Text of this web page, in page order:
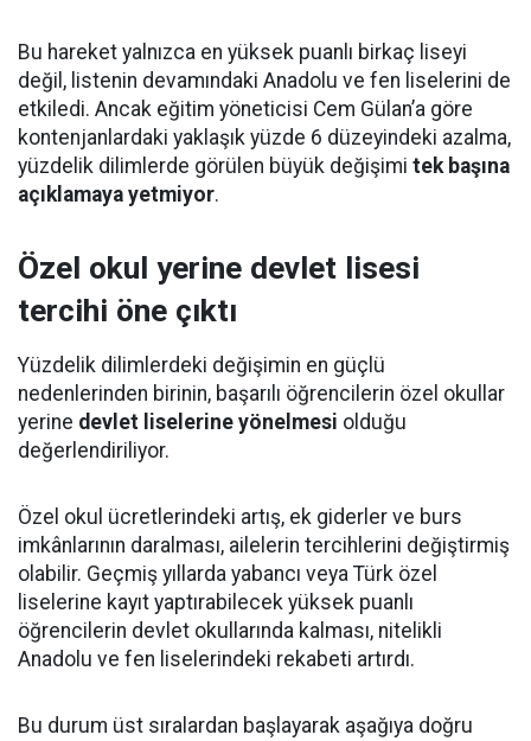
Bu hareket yalnızca en yüksek puanlı birkaç liseyi
değil, listenin devamındaki Anadolu ve fen liselerini de
etkiledi. Ancak eğitim yöneticisi Cem Gülan’a göre
kontenjanlardaki yaklaşık yüzde 6 düzeyindeki azalma,
yüzdelik dilimlerde görülen büyük değişimi tek başına
açıklamaya yetmiyor.
Özel okul yerine devlet lisesi
tercihi öne çıktı
Yüzdelik dilimlerdeki değişimin en güçlü
nedenlerinden birinin, başarılı öğrencilerin özel okullar
yerine devlet liselerine yönelmesi olduğu
değerlendiriliyor.
Özel okul ücretlerindeki artış, ek giderler ve burs
imkânlarının daralması, ailelerin tercihlerini değiştirmiş
olabilir. Geçmiş yıllarda yabancı veya Türk özel
liselerine kayıt yaptırabilecek yüksek puanlı
öğrencilerin devlet okullarında kalması, nitelikli
Anadolu ve fen liselerindeki rekabeti artırdı.
Bu durum üst sıralardan başlayarak aşağıya doğru